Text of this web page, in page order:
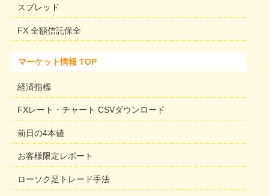
スプレッド
FX 全額信託保全
マーケット情報 TOP
経済指標
FXレート・チャート CSVダウンロード
前日の4本値
お客様限定レポート
ローソク足トレード手法